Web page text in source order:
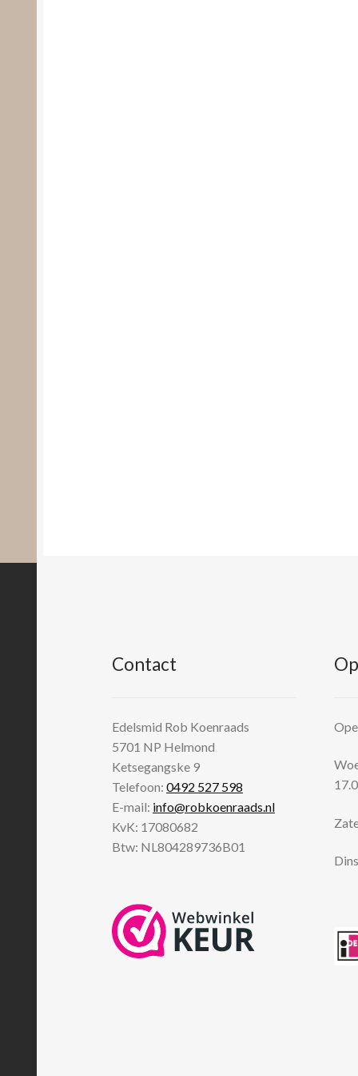
Contact
Edelsmid Rob Koenraads
5701 NP Helmond
Ketsegangske 9
Telefoon:0492 527 598
E-mail: info@robkoenraads.nl
KvK: 17080682
Btw: NL804289736B01